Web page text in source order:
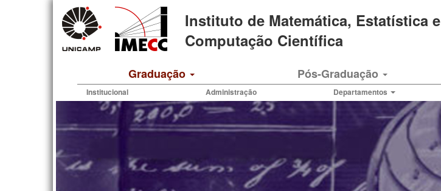
Instituto de Matemática, Estatística e
Computação Científica
Graduação Pós-Graduação
Institucional Administração Departamentos